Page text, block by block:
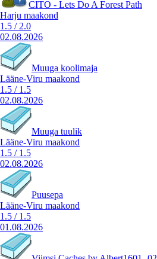
CITO - Lets Do A Forest Path
Harju maakond
1.5 / 2.0
02.08.2026
Muuga koolimaja
Lääne-Viru maakond
1.5 / 1.5
02.08.2026
Muuga tuulik
Lääne-Viru maakond
1.5 / 1.5
02.08.2026
Puusepa
Lääne-Viru maakond
1.5 / 1.5
01.08.2026